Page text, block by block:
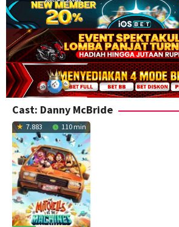
Cast: Danny McBride
7.883 110 min